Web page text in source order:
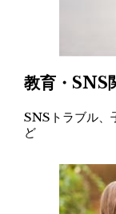
教育・SNS
SNSトラブル、
ど